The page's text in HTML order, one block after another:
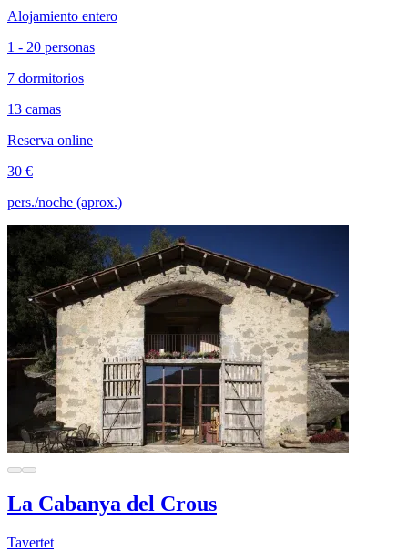
Alojamiento entero
1 - 20 personas
7 dormitorios
13 camas
Reserva online
30 €
pers./noche (aprox.)
La Cabanya del Crous
Tavertet